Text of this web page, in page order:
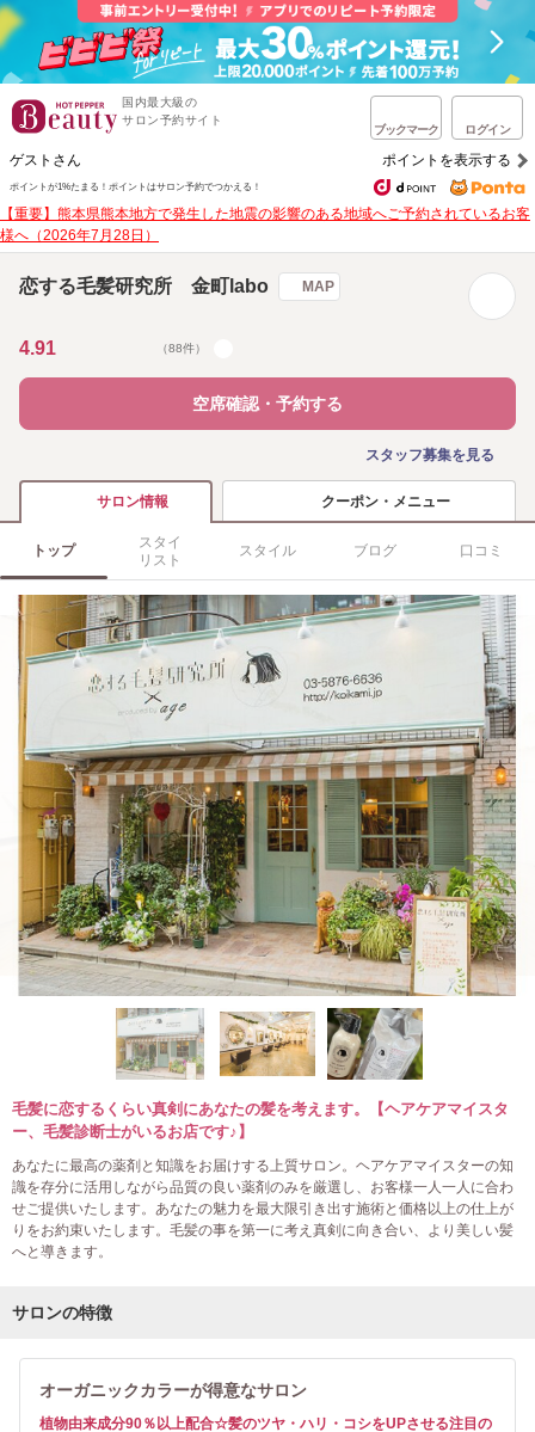
国内最大級の
サロン予約サイト
ブックマーク ログイン
ゲストさん ポイントを表示する
ポイントが1%たまる！ ポイントはサロン予約でつかえる！
【重要】熊本県熊本地方で発生した地震の影響のある地域へご予約されているお客
様へ（2026年7月28日）
恋する毛髪研究所 金町labo MAP
4.91 （88件）
空席確認・予約する
スタッフ募集を見る
サロン情報 クーポン・メニュー
トップ
スタイ
リスト
スタイル ブログ 口コミ
毛髪に恋するくらい真剣にあなたの髪を考えます。【ヘアケアマイスタ
ー、毛髪診断士がいるお店です♪】
あなたに最高の薬剤と知識をお届けする上質サロン。ヘアケアマイスターの知
識を存分に活用しながら品質の良い薬剤のみを厳選し、お客様一人一人に合わ
せご提供いたします。あなたの魅力を最大限引き出す施術と価格以上の仕上が
りをお約束いたします。毛髪の事を第一に考え真剣に向き合い、より美しい髪
へと導きます。
サロンの特徴
オーガニックカラーが得意なサロン
植物由来成分90％以上配合☆髪のツヤ・ハリ・コシをUPさせる注目の